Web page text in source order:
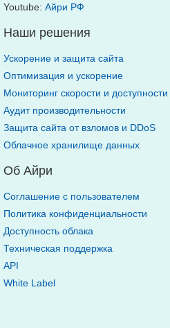
Youtube: Айри РФ
Наши решения
Ускорение и защита сайта
Оптимизация и ускорение
Мониторинг скорости и доступности
Аудит производительности
Защита сайта от взломов и DDoS
Облачное хранилище данных
Об Айри
Соглашение с пользователем
Политика конфиденциальности
Доступность облака
Техническая поддержка
API
White Label